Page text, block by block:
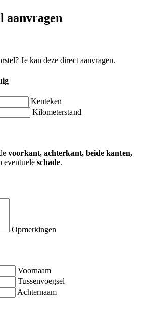
aanvragen
Je kan deze direct aanvragen.
Kenteken
Kilometerstand
voorkant, achterkant, beide kanten,
eventuele schade.
Opmerkingen
Voornaam
Tussenvoegsel
Achternaam